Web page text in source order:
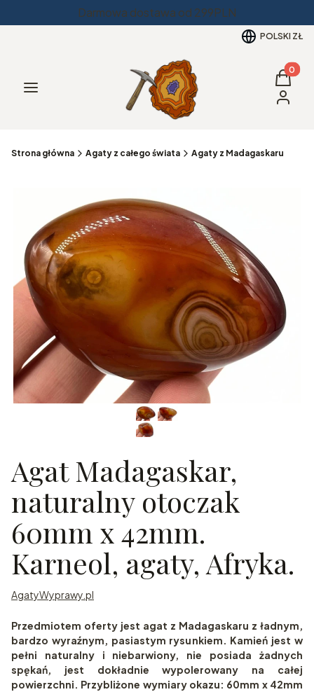
Darmowa dostawa od 299PLN
POLSKI ZŁ
Menu
Koszyk
Strona główna Agaty z całego świata Agaty z Madagaskaru
Agat Madagaskar,
naturalny otoczak
60mm x 42mm.
Karneol, agaty, Afryka.
AgatyWyprawy.pl
Przedmiotem oferty jest agat z Madagaskaru z ładnym,
bardzo wyraźnym, pasiastym rysunkiem. Kamień jest w
pełni naturalny i niebarwiony, nie posiada żadnych
spękań, jest dokładnie wypolerowany na całej
powierzchni. Przybliżone wymiary okazu: 60mm x 42mm